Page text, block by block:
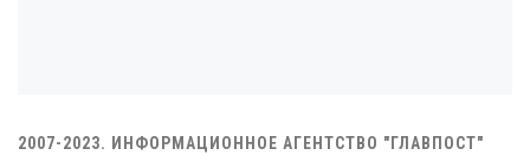
2007-2023. ИНФОРМАЦИОННОЕ АГЕНТСТВО "ГЛАВПОСТ"